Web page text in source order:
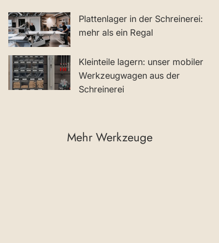
Plattenlager in der Schreinerei:
mehr als ein Regal
Kleinteile lagern: unser mobiler
Werkzeugwagen aus der
Schreinerei
Mehr Werkzeuge